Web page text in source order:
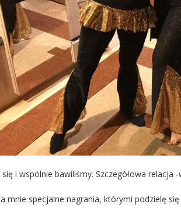
i wspólnie bawiliśmy. Szczegółowa relacja
mnie specjalne nagrania, którymi podzielę się